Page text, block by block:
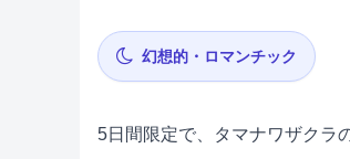
幻想的・ロマンチック
5日間限定で、タマナワザクラ